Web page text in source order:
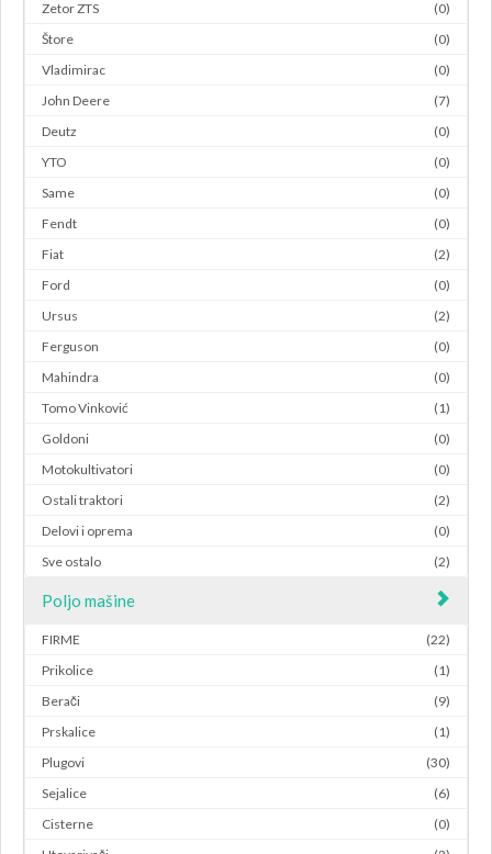
Zetor ZTS
(0)
Štore
(0)
Vladimirac
(0)
John Deere
(7)
Deutz
(0)
YTO
(0)
Same
(0)
Fendt
(0)
Fiat
(2)
Ford
(0)
Ursus
(2)
Ferguson
(0)
Mahindra
(0)
Tomo Vinković
(1)
Goldoni
(0)
Motokultivatori
(0)
Ostali traktori
(2)
Delovi i oprema
(0)
Sve ostalo
(2)
Poljo mašine
FIRME
(22)
Prikolice
(1)
Berači
(9)
Prskalice
(1)
Plugovi
(30)
Sejalice
(6)
Cisterne
(0)